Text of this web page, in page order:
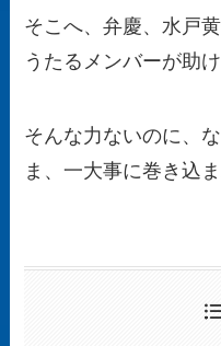
そこへ、弁慶、水戸
うたるメンバーが助
そんな力ないのに、
ま、一大事に巻き込